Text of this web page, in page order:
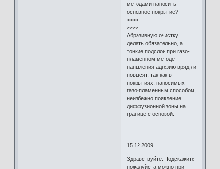
методами наносить
основное покрытие?
>>>>
>>>>
Абразивную очистку
делать обязательно, а
тонкие подслои при газо-
пламенном методе
напыления адгезию вряд ли
повысят, так как в
покрытиях, наносимых
газо-пламенным способом,
неизбежно появление
диффузионной зоны на
границе с основой.
-----------------------------------
-----------------------------------
----------
15.12.2009
Здравствуйте. Подскажите
пожалуйста можно при